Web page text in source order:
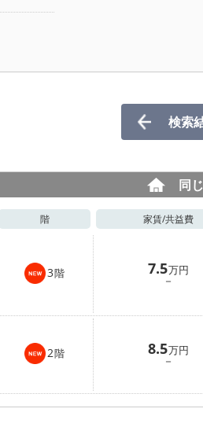
検索
同
階 家賃/共益費
3階 7.5万円
－
2階 8.5万円
－